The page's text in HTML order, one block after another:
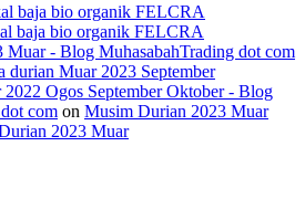
baja bio organik FELCRA
baja bio organik FELCRA
- Blog MuhasabahTrading dot com
durian Muar 2023 September
Ogos September Oktober - Blog
com on Musim Durian 2023 Muar
2023 Muar